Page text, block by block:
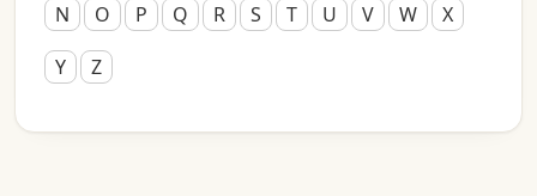
N
O P Q R S T U V W
X
Y
Z